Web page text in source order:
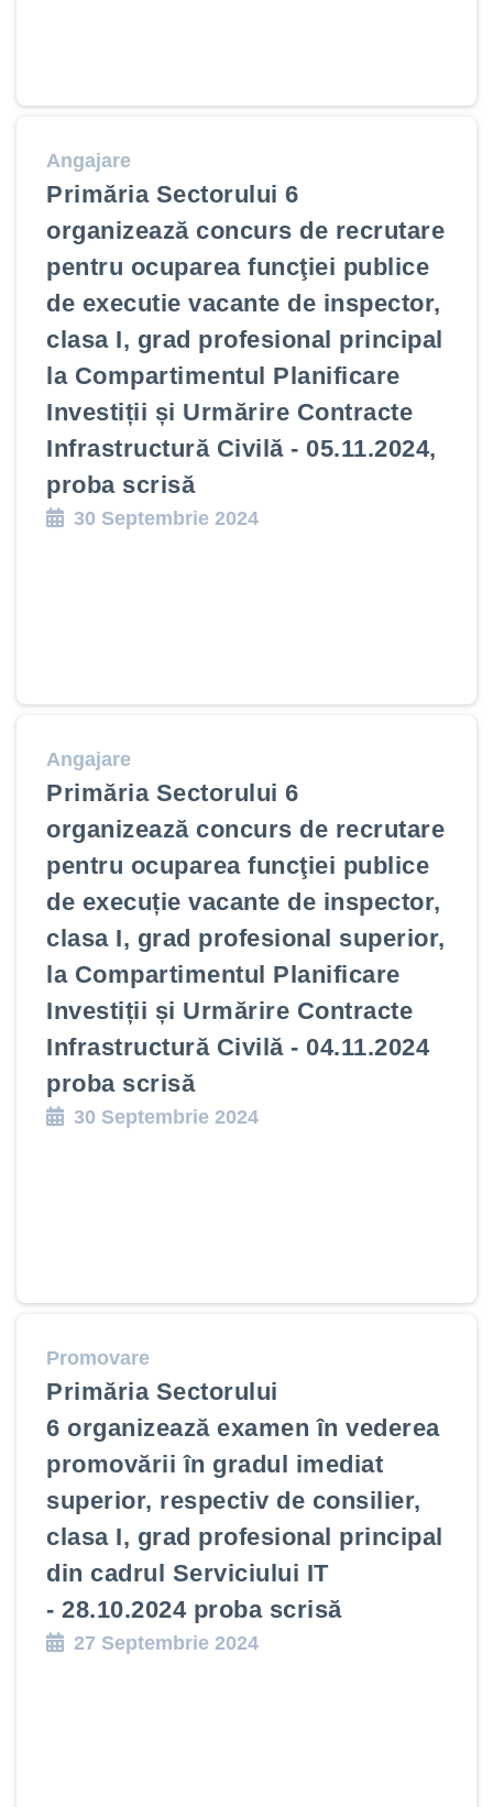
Angajare
Primăria Sectorului 6
organizează concurs de recrutare
pentru ocuparea funcţiei publice
de executie vacante de inspector,
clasa I, grad profesional principal
la Compartimentul Planificare
Investiții și Urmărire Contracte
Infrastructură Civilă - 05.11.2024,
proba scrisă
30 Septembrie 2024
Angajare
Primăria Sectorului 6
organizează concurs de recrutare
pentru ocuparea funcţiei publice
de execuție vacante de inspector,
clasa I, grad profesional superior,
la Compartimentul Planificare
Investiții și Urmărire Contracte
Infrastructură Civilă - 04.11.2024
proba scrisă
30 Septembrie 2024
Promovare
Primăria Sectorului
6 organizează examen în vederea
promovării în gradul imediat
superior, respectiv de consilier,
clasa I, grad profesional principal
din cadrul Serviciului IT
- 28.10.2024 proba scrisă
27 Septembrie 2024